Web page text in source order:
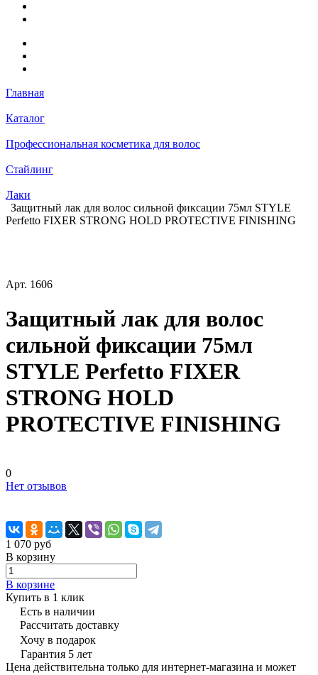
Главная
Каталог
Профессиональная косметика для волос
Стайлинг
Лаки
Защитный лак для волос сильной фиксации 75мл STYLE
Perfetto FIXER STRONG HOLD PROTECTIVE FINISHING
Арт. 1606
Защитный лак для волос
сильной фиксации 75мл
STYLE Perfetto FIXER
STRONG HOLD
PROTECTIVE FINISHING
0
Нет отзывов
1 070 руб
В корзину
В корзине
Купить в 1 клик
Есть в наличии
Рассчитать доставку
Хочу в подарок
Гарантия 5 лет
Цена действительна только для интернет-магазина и может